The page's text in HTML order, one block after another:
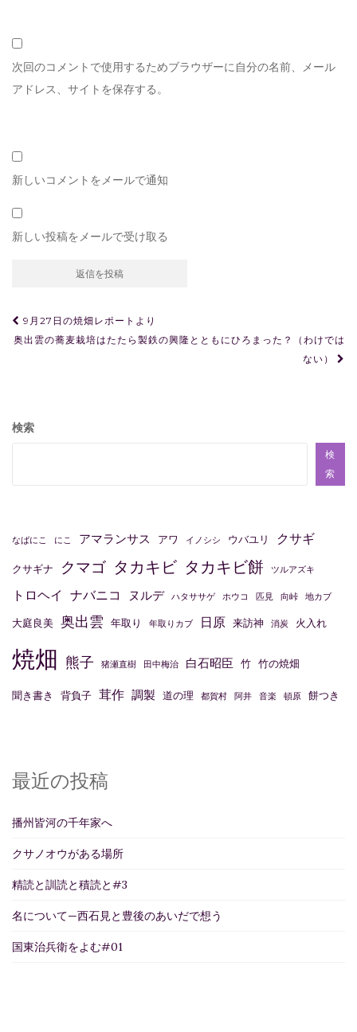
次回のコメントで使用するためブラウザーに自分の名前、メール
アドレス、サイトを保存する。
新しいコメントをメールで通知
新しい投稿をメールで受け取る
投
稿
ゲ
ー
9月27日の焼畑レポートより
奥出雲の蕎麦栽培はたたら製鉄の興隆とともにひろまった？（わけでは
ない）
検索
検
索
なばにこ にこ アマランサス アワ イノシシ ウバユリ クサギ
クサギナ クマゴ タカキビ タカキビ餅 ツルアズキ
トロヘイ ナバニコ ヌルデ ハタササゲ ホウコ 匹見 向峠 地カブ
大庭良美 奥出雲 年取り 年取りカブ 日原 来訪神 消炭 火入れ
焼畑 熊子 猪瀬直樹 田中梅治 白石昭臣 竹 竹の焼畑
聞き書き 背負子 茸作 調製 道の理 都賀村 阿井 音楽 頓原 餅つき
最近の投稿
播州皆河の千年家へ
クサノオウがある場所
精読と訓読と積読と#3
名について—西石見と豊後のあいだで想う
国東治兵衛をよむ#01